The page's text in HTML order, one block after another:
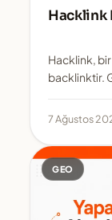
Hacklink
Hacklink,
backlinktir.
7 Ağustos
GEO